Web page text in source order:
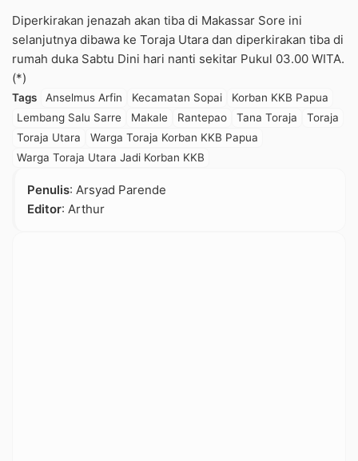
Diperkirakan jenazah akan tiba di Makassar Sore ini
selanjutnya dibawa ke Toraja Utara dan diperkirakan tiba di
rumah duka Sabtu Dini hari nanti sekitar Pukul 03.00 WITA.
(*)
Tags Anselmus Arfin Kecamatan Sopai
Korban KKB Papua
Lembang Salu Sarre
Makale Rantepao Tana Toraja
Toraja
Toraja Utara
Warga Toraja Korban KKB Papua
Warga Toraja Utara Jadi Korban KKB
Penulis: Arsyad Parende
Editor: Arthur